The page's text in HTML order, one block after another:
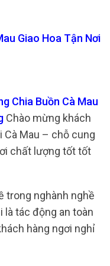
Giao Hoa Tận Nơi
Chia Buồn Cà Mau
Chào mừng khách
Cà Mau – chỗ cung
chất lượng tốt tốt
trong nghành nghề
là tác động an toàn
hàng ngơi nghỉ